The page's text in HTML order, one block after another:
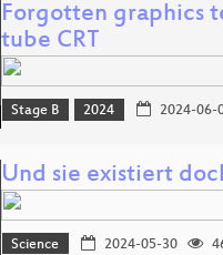
Forgotten graphics
tube CRT
Stage B 2024 2024-06-
Und sie existiert
Science 2024-05-30